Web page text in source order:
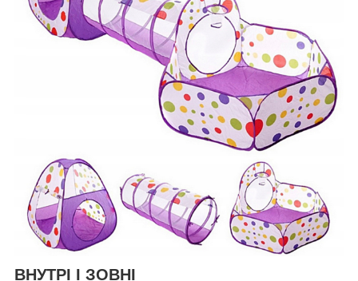
ВНУТРІ І ЗОВНІ